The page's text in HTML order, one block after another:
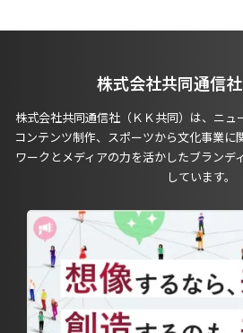
株式会社共同通信
株式会社共同通信社（ＫＫ共同）は、ニュ
コンテンツ制作、スポーツから文化事業に
ワークとメディアの力を活かしたブランデ
しています。